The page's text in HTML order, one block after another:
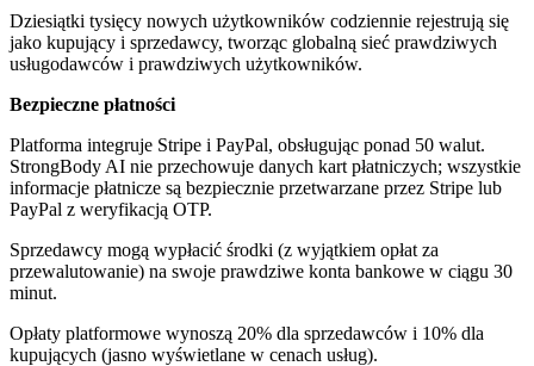
Dziesiątki tysięcy nowych użytkowników codziennie rejestrują się
jako kupujący i sprzedawcy, tworząc globalną sieć prawdziwych
usługodawców i prawdziwych użytkowników.
Bezpieczne płatności
Platforma integruje Stripe i PayPal, obsługując ponad 50 walut.
StrongBody AI nie przechowuje danych kart płatniczych; wszystkie
informacje płatnicze są bezpiecznie przetwarzane przez Stripe lub
PayPal z weryfikacją OTP.
Sprzedawcy mogą wypłacić środki (z wyjątkiem opłat za
przewalutowanie) na swoje prawdziwe konta bankowe w ciągu 30
minut.
Opłaty platformowe wynoszą 20% dla sprzedawców i 10% dla
kupujących (jasno wyświetlane w cenach usług).